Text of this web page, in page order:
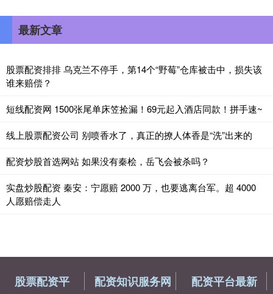
最新文章
股票配资排排 乌克兰不停手，第14个“野莓”仓库被击中，损失该
谁来赔偿？
短线配资网 1500张尾单床笠捡漏！69元起入酒店同款！拼手速~
线上股票配资公司 别喷香水了，真正的撩人体香是“洗”出来的
配资炒股首选网站 如果没有秦桧，岳飞会被杀吗？
实盘炒股配资 秦安：宁愿赔 2000 万，也要逃离台军。超 4000
人愿赔偿走人
股票配资平 配资知识服务网 配资平台最新